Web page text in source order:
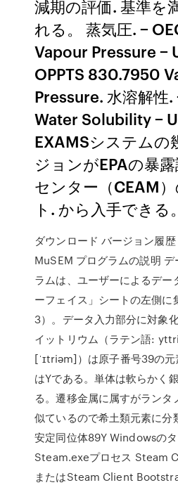
減期の評価. 基準を
れる。 蒸気圧. −
Vapour Pressure −
OPPTS 830.7950
Pressure. 水溶解性.
Water Solubility −
EXAMSシステムの
ジョンがEPAの暴
センター（CEAM
ト. から入手できる。
ダウンロード バージョン履歴
MuSEM プログラムの説明
ラムは、ユーザーによるデー
ーフェイス」シートの左側に
3）。データ入力部分に対象
イットリウム（ラテン語:
[ˈɪtriəm]）は原子番号39の
はYである。単体は軟らかく
る。遷移金属に属すがランタ
似ているので希土類元素に
安定同位体89Y Windowsの
Steam.exeプロセス Steam
またはSteam Client